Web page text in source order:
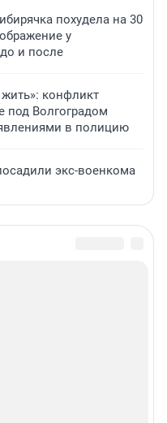
похудела на 30
у
и после
конфликт
под Волгоградом
в полицию
экс-военкома